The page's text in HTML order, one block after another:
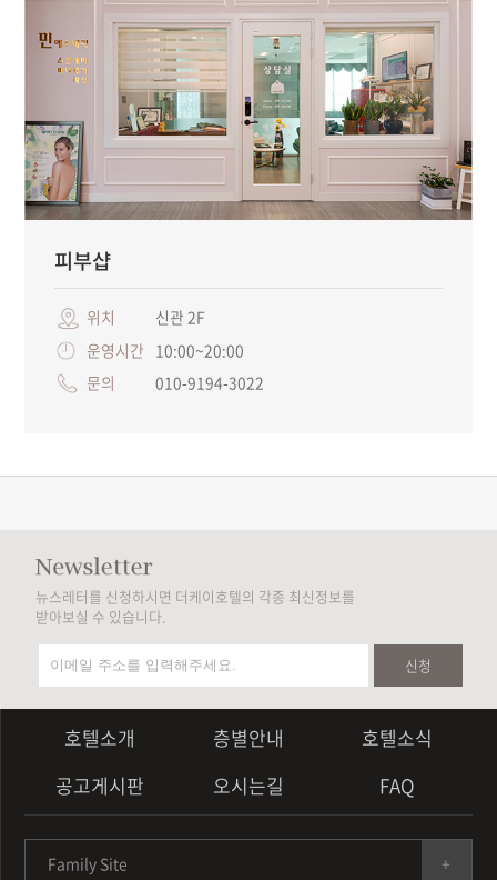
피부샵
위치
신관 2F
운영시간 10:00~20:00
문의
010-9194-3022
뉴스레터를 신청하시면 더케이호텔의 각종 최신정보를
받아보실 수 있습니다.
신청
호텔소개 층별안내
호텔소식
공고게시판
오시는길 FAQ
Family Site